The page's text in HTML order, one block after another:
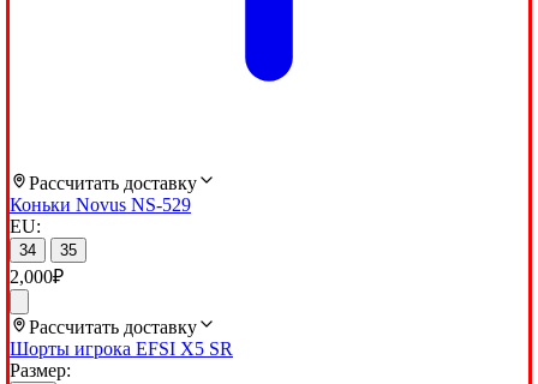
Рассчитать доставку
Коньки Novus NS-529
EU:
34 35
2,000₽
Рассчитать доставку
Шорты игрока EFSI X5 SR
Размер: